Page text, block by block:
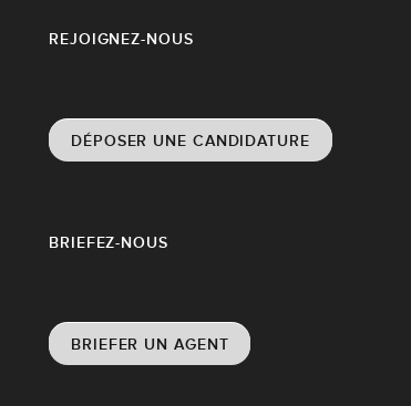
REJOIGNEZ-NOUS
DÉPOSER UNE CANDIDATURE
BRIEFEZ-NOUS
BRIEFER UN AGENT